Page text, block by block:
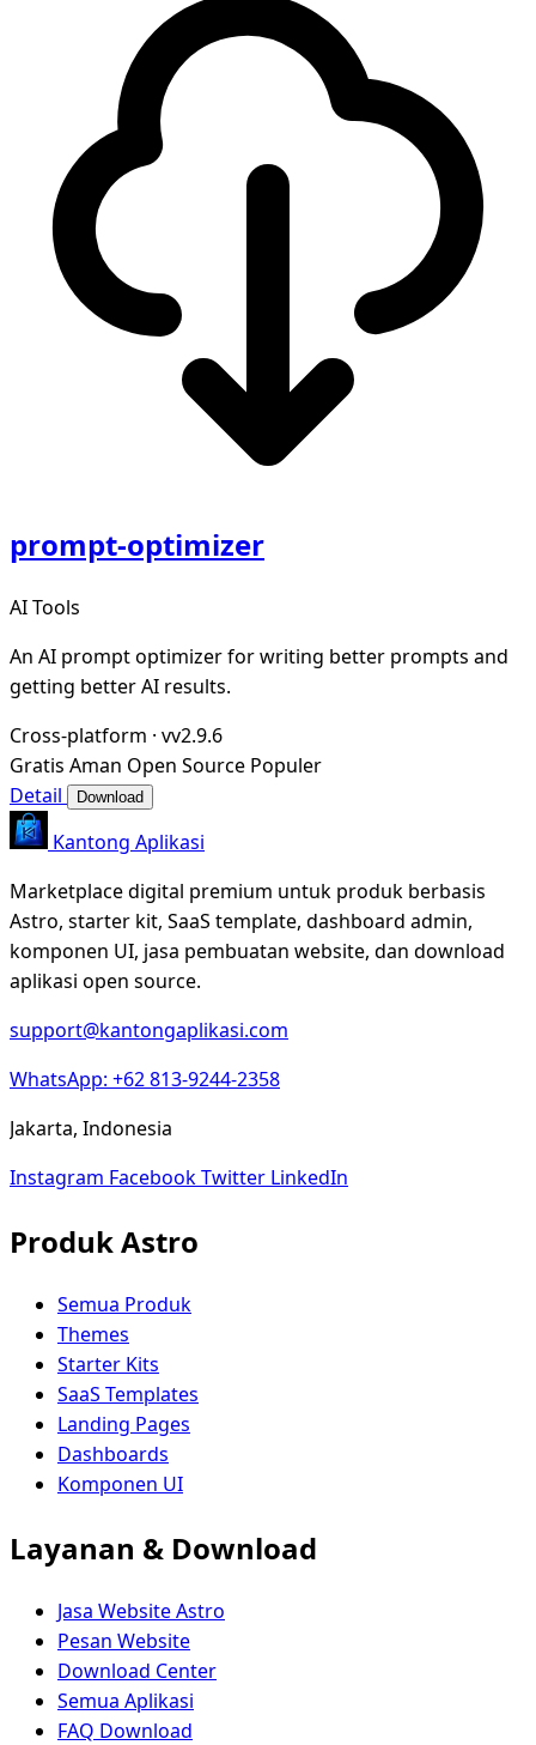
prompt-optimizer
AI Tools
An AI prompt optimizer for writing better prompts and
getting better AI results.
Cross-platform · vv2.9.6
Gratis Aman Open Source Populer
Detail
Download
Kantong Aplikasi
Marketplace digital premium untuk produk berbasis
Astro, starter kit, SaaS template, dashboard admin,
komponen UI, jasa pembuatan website, dan download
aplikasi open source.
support@kantongaplikasi.com
WhatsApp: +62 813-9244-2358
Jakarta, Indonesia
Instagram FacebookTwitter LinkedIn
Produk Astro
Semua Produk
Themes
Starter Kits
SaaS Templates
Landing Pages
Dashboards
Komponen UI
Layanan & Download
Jasa Website Astro
Pesan Website
Download Center
Semua Aplikasi
FAQ Download